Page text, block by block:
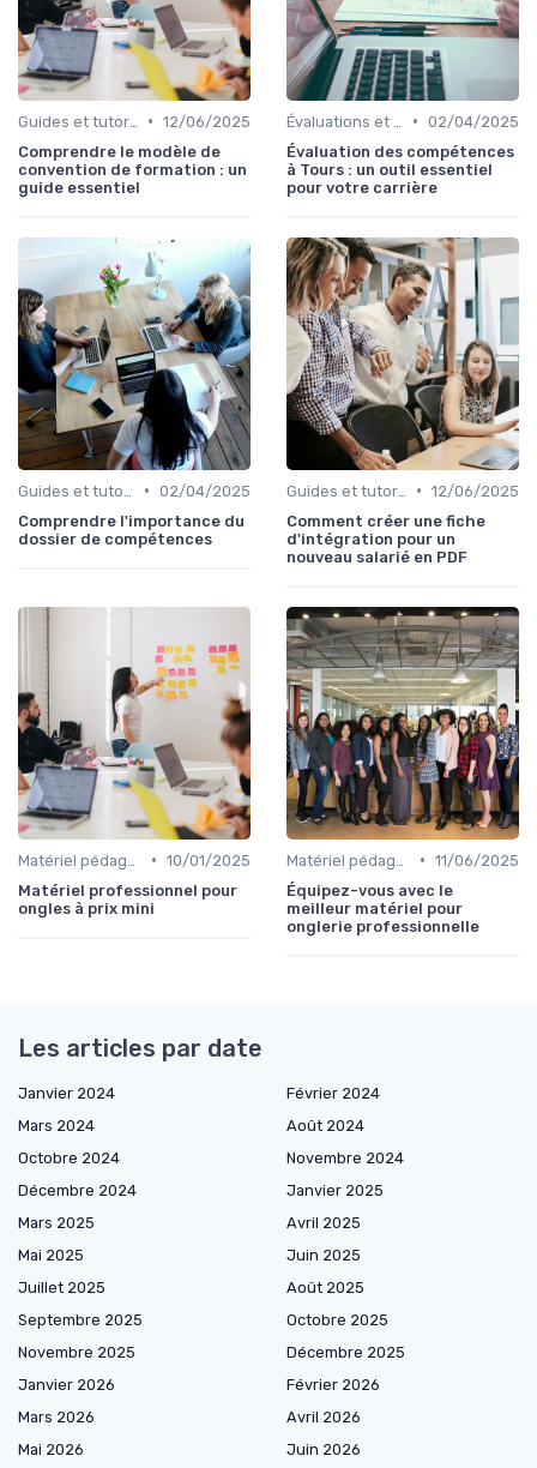
• 12/06/2025
Comprendre le modèle de
convention de formation : un
guide essentiel
• 02/04/2025
Évaluation des compétences
à Tours : un outil essentiel
pour votre carrière
• 02/04/2025
Comprendre l'importance du
dossier de compétences
• 12/06/2025
Comment créer une fiche
d'intégration pour un
nouveau salarié en PDF
• 10/01/2025
Matériel professionnel pour
ongles à prix mini
• 11/06/2025
Équipez-vous avec le
meilleur matériel pour
onglerie professionnelle
Les articles par date
Janvier 2024
Février 2024
Mars 2024
Août 2024
Octobre 2024
Novembre 2024
Décembre 2024
Janvier 2025
Mars 2025
Avril 2025
Mai 2025
Juin 2025
Juillet 2025
Août 2025
Septembre 2025
Octobre 2025
Novembre 2025
Décembre 2025
Janvier 2026
Février 2026
Mars 2026
Avril 2026
Mai 2026
Juin 2026